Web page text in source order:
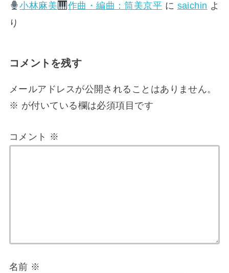
小林麻美
作曲・編曲：筒美京平 に saichin よ
り
コメントを残す
メールアドレスが公開されることはありません。
※ が付いている欄は必須項目です
コメント ※
名前 ※